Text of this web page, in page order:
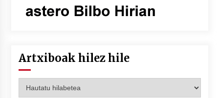
Artxiboak hilez hile
hilez